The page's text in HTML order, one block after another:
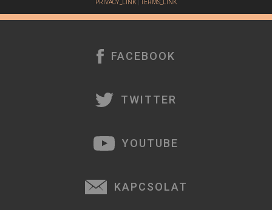
PRIVACY_LINK| TERMS_LINK
FACEBOOK
TWITTER
YOUTUBE
KAPCSOLAT